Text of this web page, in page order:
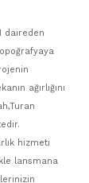
daireden
ağırlığını
hizmeti
lansmana